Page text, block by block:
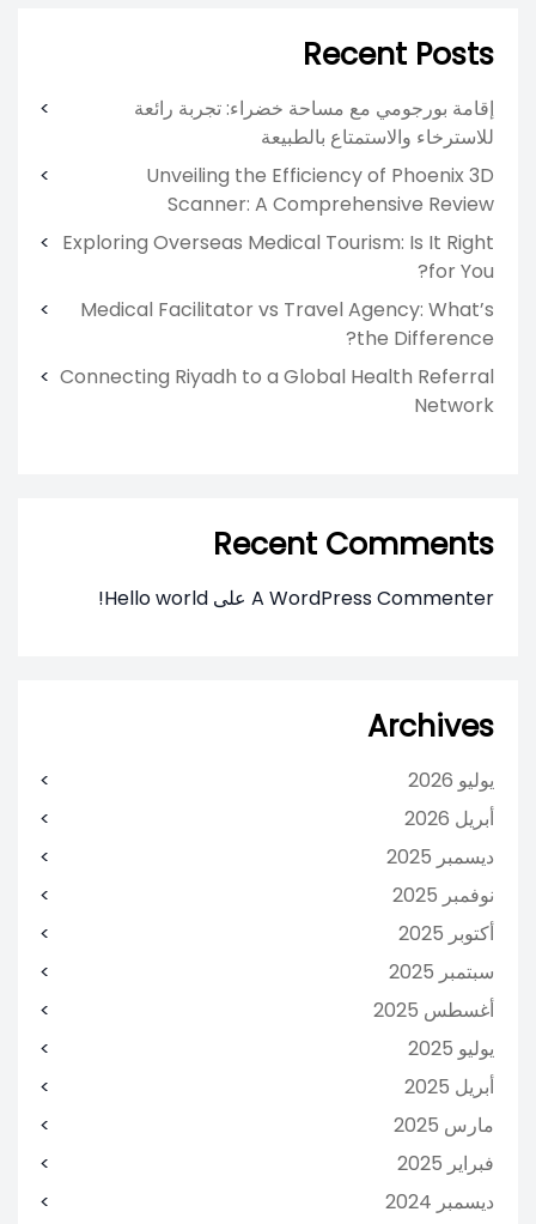
Recent Posts
إقامة بورجومي مع مساحة خضراء: تجربة رائعة
للاسترخاء والاستمتاع بالطبيعة
Unveiling the Efficiency of Phoenix 3D
Scanner: A Comprehensive Review
Exploring Overseas Medical Tourism: Is It Right
for You?
Medical Facilitator vs Travel Agency: What’s
the Difference?
Connecting Riyadh to a Global Health Referral
Network
Recent Comments
A WordPress Commenter على Hello world!
Archives
يوليو 2026
أبريل 2026
ديسمبر 2025
نوفمبر 2025
أكتوبر 2025
سبتمبر 2025
أغسطس 2025
يوليو 2025
أبريل 2025
مارس 2025
فبراير 2025
ديسمبر 2024